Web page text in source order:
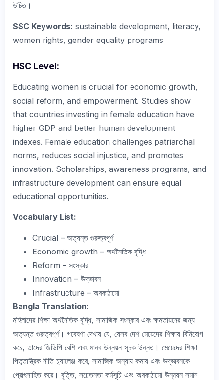
উচিত।
SSC Keywords: sustainable development, literacy,
women rights, gender equality programs
HSC Level:
Educating women is crucial for economic growth,
social reform, and empowerment. Studies show
that countries investing in female education have
higher GDP and better human development
indexes. Female education challenges patriarchal
norms, reduces social injustice, and promotes
innovation. Scholarships, awareness programs, and
infrastructure development can ensure equal
educational opportunities.
Vocabulary List:
Crucial – অত্যন্ত গুরুত্বপূর্ণ
Economic growth – অর্থনৈতিক বৃদ্ধি
Reform – সংস্কার
Innovation – উদ্ভাবন
Infrastructure – অবকাঠামো
Bangla Translation:
মহিলাদের শিক্ষা অর্থনৈতিক বৃদ্ধি, সামাজিক সংস্কার এবং ক্ষমতায়নের জন্য
অত্যন্ত গুরুত্বপূর্ণ। গবেষণা দেখায় যে, যেসব দেশ মেয়েদের শিক্ষায় বিনিয়োগ
করে, তাদের জিডিপি বেশি এবং মানব উন্নয়ন সূচক উন্নত। মেয়েদের শিক্ষা
পিতৃতান্ত্রিক নীতি চ্যালেঞ্জ করে, সামাজিক অন্যায় কমায় এবং উদ্ভাবনকে
প্রোৎসাহিত করে। বৃত্তি, সচেতনতা কর্মসূচি এবং অবকাঠামো উন্নয়ন সমান